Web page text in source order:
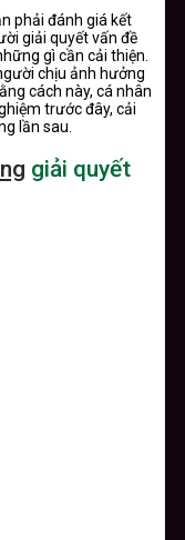
phải đánh giá kết
giải quyết vấn đề
gì cần cải thiện.
chịu ảnh hưởng
cách này, cá nhân
trước đây, cải
lần sau.
giải quyết